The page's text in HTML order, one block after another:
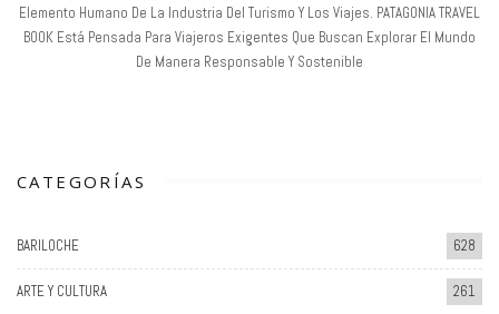
Elemento Humano De La Industria Del Turismo Y Los Viajes. PATAGONIA TRAVEL
BOOK Está Pensada Para Viajeros Exigentes Que Buscan Explorar El Mundo
De Manera Responsable Y Sostenible
CATEGORÍAS
BARILOCHE 628
ARTE Y CULTURA 261